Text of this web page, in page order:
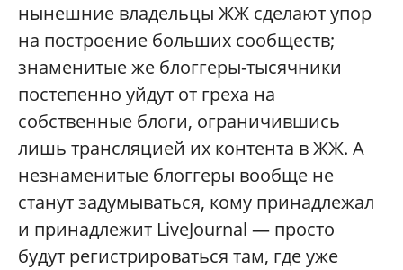
нынешние владельцы ЖЖ сделают упор
на построение больших сообществ;
знаменитые же блоггеры-тысячники
постепенно уйдут от греха на
собственные блоги, ограничившись
лишь трансляцией их контента в ЖЖ. А
незнаменитые блоггеры вообще не
станут задумываться, кому принадлежал
и принадлежит LiveJournal — просто
будут регистрироваться там, где уже